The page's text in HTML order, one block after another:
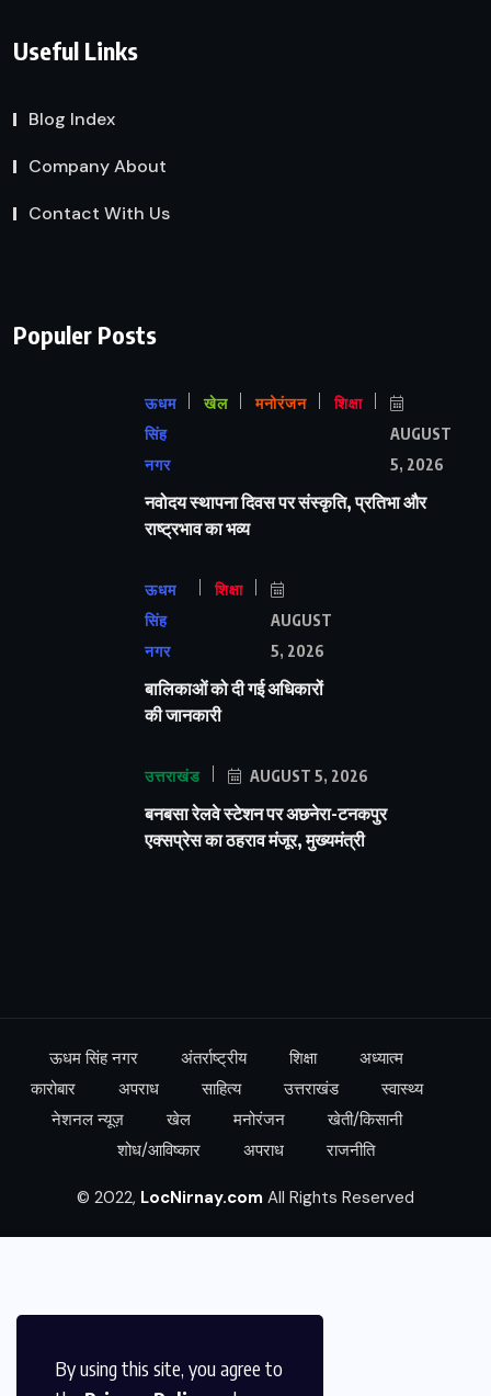
By using this site, you agree to
Useful Links
Blog Index
Company About
Contact With Us
Populer Posts
ऊधम
सिंह
नगर
खेल मनोरंजन शिक्षा
AUGUST
5, 2026
नवोदय स्थापना दिवस पर संस्कृति, प्रतिभा और
राष्ट्रभाव का भव्य
ऊधम
सिंह
नगर
शिक्षा
AUGUST
5, 2026
बालिकाओं को दी गई अधिकारों
की जानकारी
उत्तराखंड AUGUST 5, 2026
बनबसा रेलवे स्टेशन पर अछनेरा-टनकपुर
एक्सप्रेस का ठहराव मंजूर, मुख्यमंत्री
ऊधम सिंह नगर अंतर्राष्ट्रीय शिक्षा
अध्यात्म
कारोबार
अपराध साहित्य उत्तराखंड
स्वास्थ्य
नेशनल न्यूज़
खेल मनोरंजन
खेती/किसानी
शोध/आविष्कार
अपराध राजनीति
© 2022, LocNirnay.com All Rights Reserved